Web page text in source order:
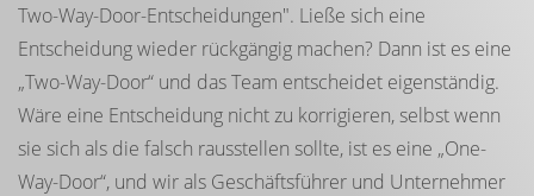
Two-Way-Door-Entscheidungen". Ließe sich eine
Entscheidung wieder rückgängig machen? Dann ist es eine
„Two-Way-Door“ und das Team entscheidet eigenständig.
Wäre eine Entscheidung nicht zu korrigieren, selbst wenn
sie sich als die falsch rausstellen sollte, ist es eine „One-
Way-Door“, und wir als Geschäftsführer und Unternehmer